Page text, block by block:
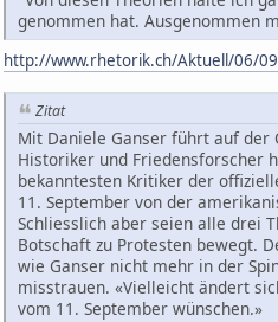
genommen hat. Ausgenommen
http://www.rhetorik.ch/Aktuell/06/
Zitat
Mit Daniele Ganser führt auf der
Historiker und Friedensforscher
bekanntesten Kritiker der
11. September von der
Schliesslich aber seien alle drei
Botschaft zu Protesten bewegt.
wie Ganser nicht mehr in der
misstrauen. «Vielleicht ändert
vom 11. September wünschen.»